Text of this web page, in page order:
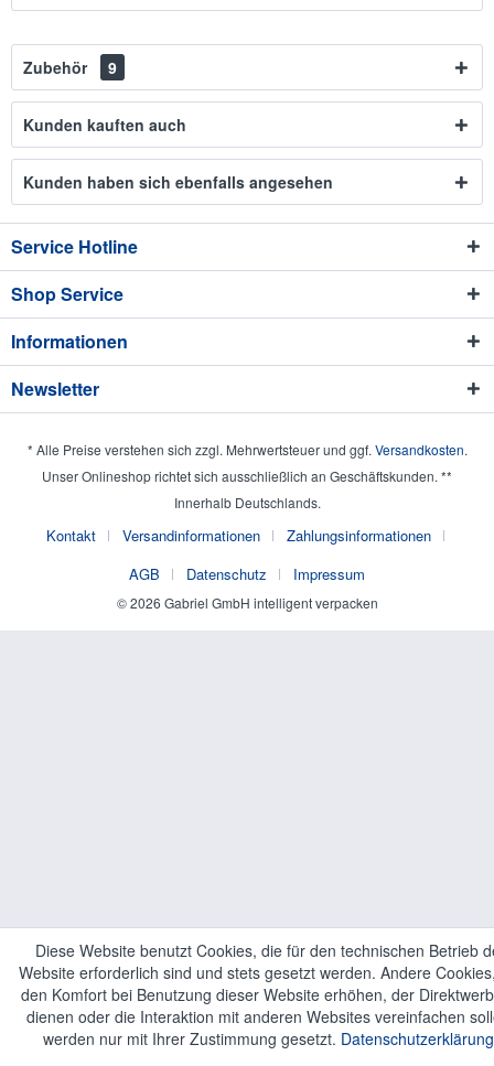
Zubehör 9
Kunden kauften auch
Kunden haben sich ebenfalls angesehen
Service Hotline
Shop Service
Informationen
Newsletter
* Alle Preise verstehen sich zzgl. Mehrwertsteuer und ggf. Versandkosten.
Unser Onlineshop richtet sich ausschließlich an Geschäftskunden. **
Innerhalb Deutschlands.
Kontakt Versandinformationen
Zahlungsinformationen
AGB
Datenschutz Impressum
© 2026 Gabriel GmbH intelligent verpacken
Diese Website benutzt Cookies, die für den technischen Betrieb
Website erforderlich sind und stets gesetzt werden. Andere
den Komfort bei Benutzung dieser Website erhöhen, der
dienen oder die Interaktion mit anderen Websites vereinfachen
werden nur mit Ihrer Zustimmung gesetzt.